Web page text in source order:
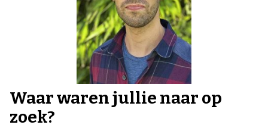
Waar waren jullie naar op
zoek?